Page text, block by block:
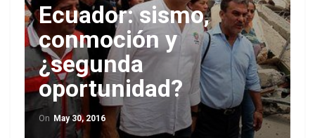
Ecuador: sismo,
conmoción y
¿segunda
oportunidad?
On May 30, 2016